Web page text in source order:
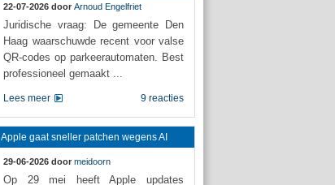
22-07-2026 door Arnoud Engelfriet
Juridische vraag: De gemeente Den
Haag waarschuwde recent voor valse
QR-codes op parkeerautomaten. Best
professioneel gemaakt ...
9 reacties
Lees meer
Apple gaat sneller patchen wegens AI
29-06-2026 door meidoorn
Op 29 mei heeft Apple updates